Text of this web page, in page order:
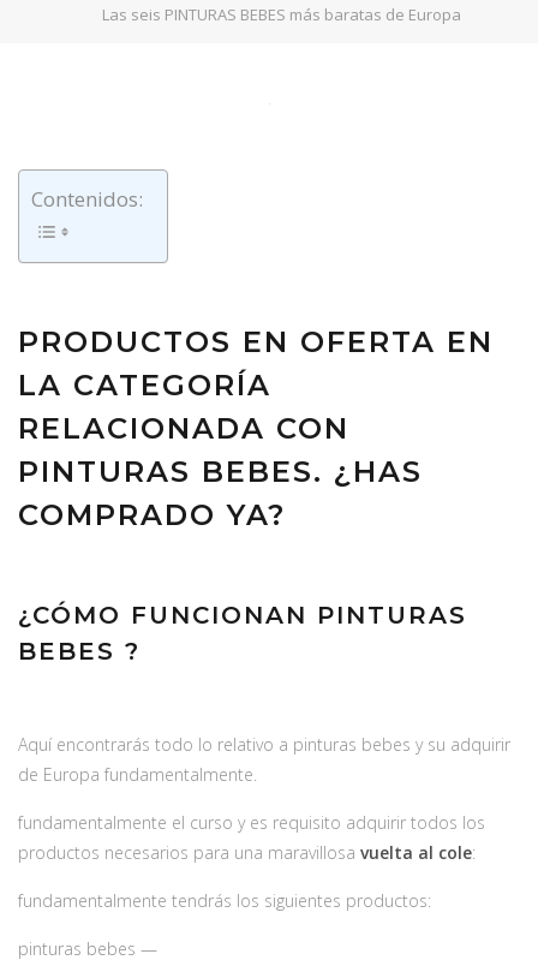
Las seis PINTURAS BEBES más baratas de Europa
Contenidos:
PRODUCTOS EN OFERTA EN
LA CATEGORÍA
RELACIONADA CON
PINTURAS BEBES. ¿HAS
COMPRADO YA?
¿CÓMO FUNCIONAN PINTURAS
BEBES ?
Aquí encontrarás todo lo relativo a pinturas bebes y su adquirir
de Europa fundamentalmente.
fundamentalmente el curso y es requisito adquirir todos los
productos necesarios para una maravillosa vuelta al cole:
fundamentalmente tendrás los siguientes productos:
pinturas bebes —